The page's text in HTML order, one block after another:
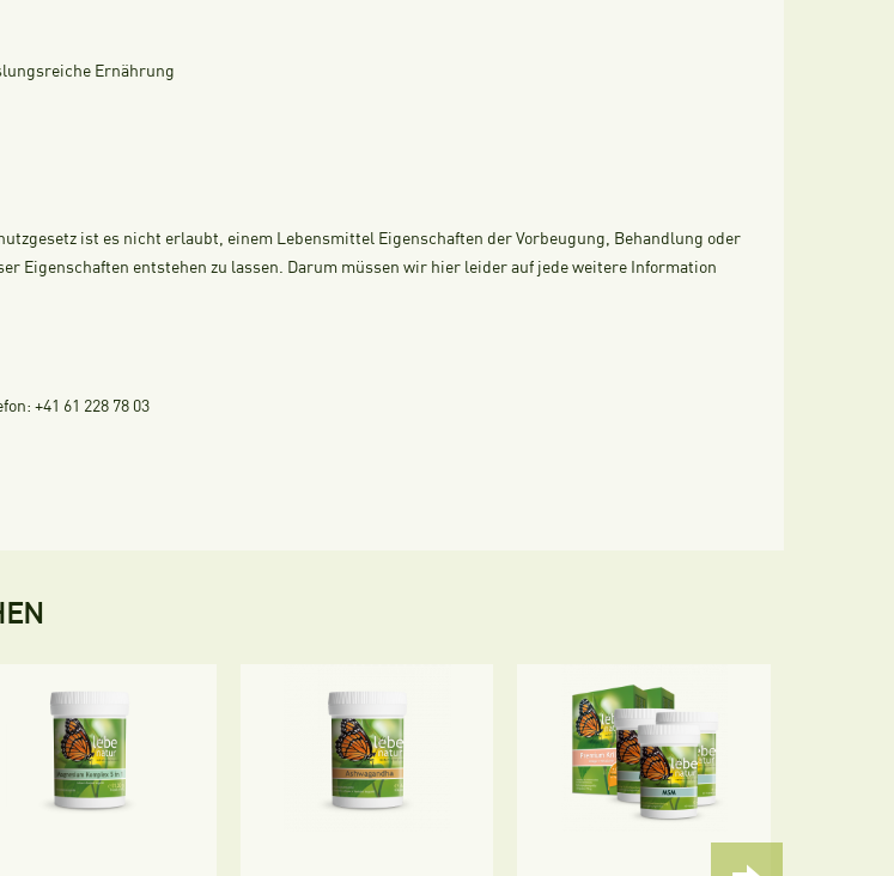
Ernährung
ist es nicht erlaubt, einem Lebensmittel Eigenschaften der Vorbeugung, Behandlung oder
Eigenschaften entstehen zu lassen. Darum müssen wir hier leider auf jede weitere Information
+41 61 228 78 03